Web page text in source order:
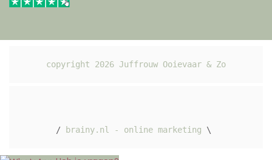
copyright 2026 Juffrouw Ooievaar & Zo
/ brainy.nl - online marketing \